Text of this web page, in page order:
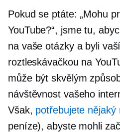
Pokud se ptáte: „Mohu
YouTube?“, jsme tu,
na vaše otázky a byli
roztleskávačkou na
může být skvělým
návštěvnost vašeho
Však, potřebujete nějaký
peníze), abyste mohli